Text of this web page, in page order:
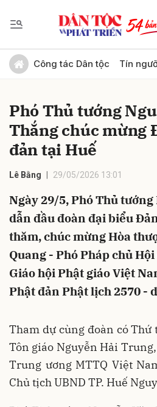
Công tác Dân tộc Tín
Phó Thủ tướng
Thắng chúc mừng
đản tại Huế
Lê Bằng 29/05/2026 13:01
Ngày 29/5, Phó Thủ
dẫn đầu đoàn đại biểu
thăm, chúc mừng Hòa
Quang - Phó Pháp chủ
Giáo hội Phật giáo Việt
Phật đản Phật lịch 2570 -
Tham dự cùng đoàn có Thứ
Tôn giáo Nguyễn Hải
Trung ương MTTQ Việt
Chủ tịch UBND TP. Huế
Gửi bình luận